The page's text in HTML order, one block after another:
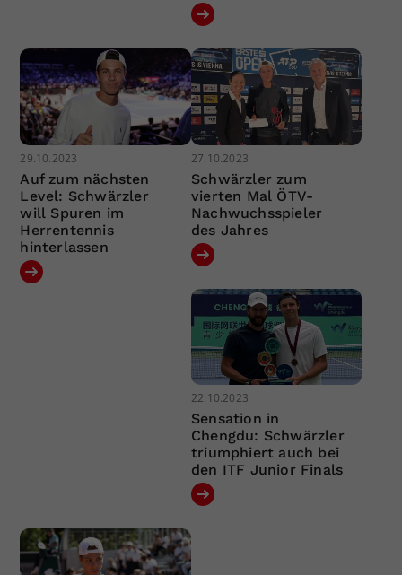
29.10.2023
Auf zum nächsten
Level: Schwärzler
will Spuren im
Herrentennis
hinterlassen
27.10.2023
Schwärzler zum
vierten Mal ÖTV-
Nachwuchsspieler
des Jahres
22.10.2023
Sensation in
Chengdu: Schwärzler
triumphiert auch bei
den ITF Junior Finals